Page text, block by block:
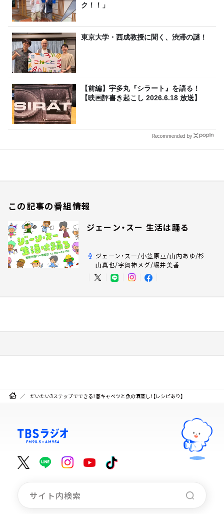
ク！！」
東京大学・西成教授に聞く、渋滞の謎！
【前編】宇多丸『シラート』を語る！
【映画評書き起こし 2026.6.18 放送】
Recommended by
この記事の番組情報
ジェーン・スー 生活は踊る
ジェーン・スー/小笠原亘/山内あゆ/杉
山真也/宇賀神メグ/堀井美香
だいたい3ステップでできる！春キャベツと魚の酒蒸し！【レシピあり】